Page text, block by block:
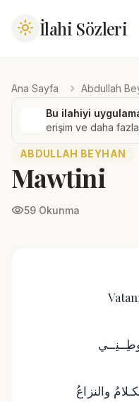
light_mode İlahi Sözleri
Ana Sayfa chevron_right
Bu ilahiyi
erişim ve daha
ABDULLAH BEYHAN
Mawtini
visibility59 Okunma
‎الحُسَامُ و اليَـرَاعُ لا الكـلامُ والنزاعُ